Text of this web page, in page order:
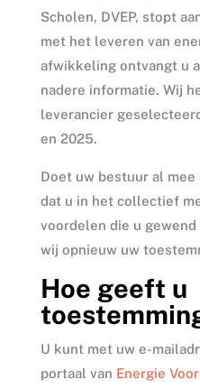
Scholen, DVEP, stopt
met het leveren van
afwikkeling ontvangt u
nadere informatie. Wij
leverancier
en 2025.
Doet uw bestuur al mee
dat u in het collectief
voordelen die u
wij opnieuw uw
Hoe geeft u
U kunt met uw e-
portaal van Energie